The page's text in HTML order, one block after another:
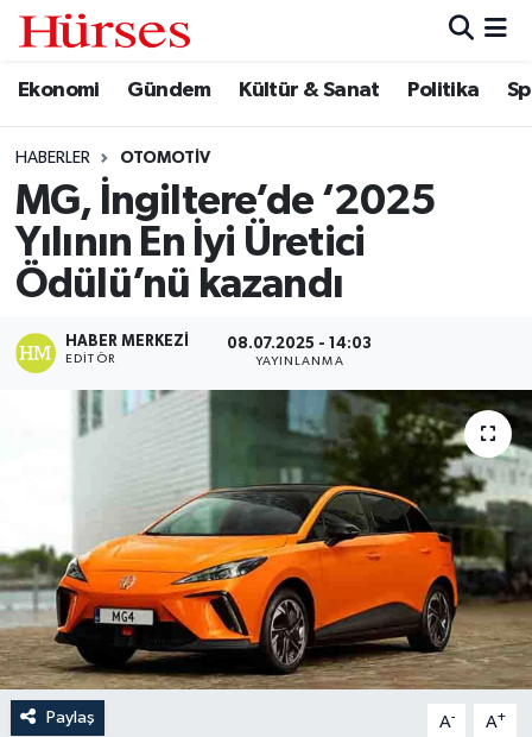
Ekonomi Gündem Kültür & Sanat Politika
HABERLER OTOMOTIV
MG, İngiltere’de ‘2025
Yılının En İyi Üretici
Ödülü’nü kazandı
HABER MERKEZI
EDITÖR
08.07.2025 - 14:03
YAYINLANMA
Paylaş A- A+
Ekonomi
Gündem
Kültür & Sanat
Politika
Spor
Turizm
Hava Durumu
Trafik Durumu
Süper Lig Puan Durumu ve Fikstür
Tüm Manşetler
Son Dakika Haberleri
Haber Arşivi